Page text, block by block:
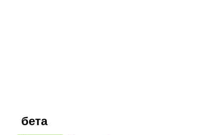
бета